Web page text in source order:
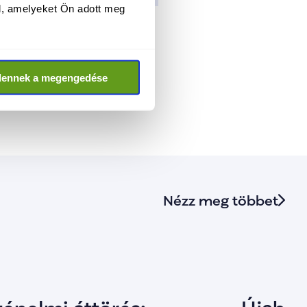
amelyeket Ön adott meg
a megengedése
feladását, ahol a
nem
szabadságot
Nézz meg többet